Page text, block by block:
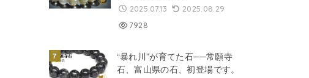
2025.07.13
2025.08.29
7928
“暴れ川”が育てた石──常願寺
石、富山県の石、初登場です。